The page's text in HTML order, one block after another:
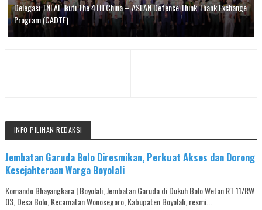
Delegasi TNI AL Ikuti The 4TH China – ASEAN Defence Think Thank Exchange
Program (CADTE)
INFO PILIHAN REDAKSI
Jembatan Garuda Bolo Diresmikan, Perkuat Akses dan Dorong
Kesejahteraan Warga Boyolali
Komando Bhayangkara | Boyolali, Jembatan Garuda di Dukuh Bolo Wetan RT 11/RW
03, Desa Bolo, Kecamatan Wonosegoro, Kabupaten Boyolali, resmi...